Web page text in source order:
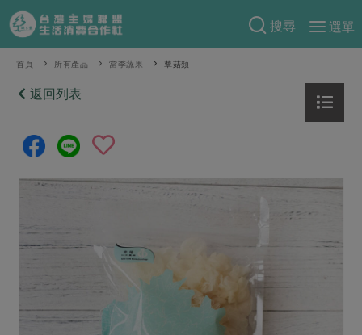
搜尋
選單
產品分類
當季蔬果
芽苗類
辛香料類
奶蛋豆・五穀
豆製品 米麵雜糧
食譜料理
食材
海鮮
常備菜
蔬食
特別企畫
預購活動
防災用品預購圓滿結束
2026年端午節預購圓滿結束
綠主張
主婦食堂
合作聯合國
產品故事 生活提案
合作社組織
首頁 所有產品 當季蔬果 蕈菇類
返回列表